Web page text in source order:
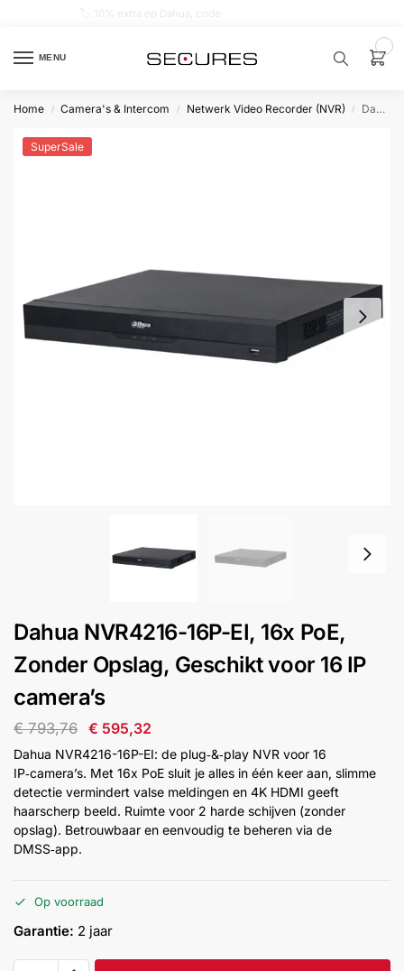
MENU
product…
Alarm
Inbraakbeveiliging
Merken
Outlet SALE
Help &
service
Home / Camera's & Intercom / Netwerk Video Recorder (NVR) / Dahua NVR4216-16P-EI, 16x PoE, Zonder Opslag, Geschikt voor 16 IP camera’s
SuperSale
Dahua NVR4216-16P-EI, 16x PoE,
Zonder Opslag, Geschikt voor 16 IP
camera’s
€793,76 € 595,32
Dahua NVR4216-16P-EI: de plug‑&‑play NVR voor 16
IP‑camera’s. Met 16x PoE sluit je alles in één keer aan, slimme
detectie vermindert valse meldingen en 4K HDMI geeft
haarscherp beeld. Ruimte voor 2 harde schijven (zonder
opslag). Betrouwbaar en eenvoudig te beheren via de
DMSS‑app.
Op voorraad
Garantie: 2 jaar